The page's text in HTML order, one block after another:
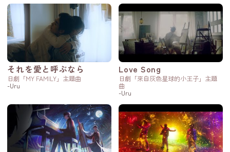
それを愛と呼ぶなら
日劇「MY FAMILY」主題曲
-Uru
Love Song
日劇「來自灰色星球的小王子」主題
曲
-Uru